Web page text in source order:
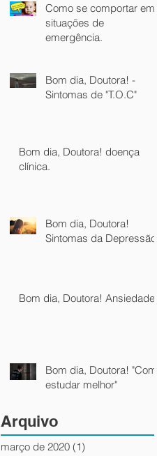
Como se comportar em
situações de
emergência.
Bom dia, Doutora! -
Sintomas de "T.O.C"
Bom dia, Doutora! doença
clínica.
Bom dia, Doutora!
Sintomas da Depressão.
Bom dia, Doutora! Ansiedade.
Bom dia, Doutora! "Como
estudar melhor"
Arquivo
março de 2020 (1)